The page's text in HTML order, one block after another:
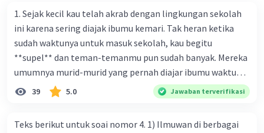
1. Sejak kecil kau telah akrab dengan lingkungan sekolah
ini karena sering diajak ibumu kemari. Tak heran ketika
sudah waktunya untuk masuk sekolah, kau begitu
**supel** dan teman-temanmu pun sudah banyak. Mereka
umumnya murid-murid yang pernah diajar ibumu waktu
kelas satu. Sedangkan aku? Aku waktu itu baru saja pindah
ke kota kecil ini. Makna kata bercetak tebal dalam kutipan
39 5.0 Jawaban terverifikasi
Teks berikut untuk soai nomor 4. 1) Ilmuwan di berbagai